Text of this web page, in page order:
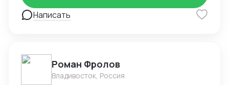
Написать
Роман Фролов
Владивосток, Россия